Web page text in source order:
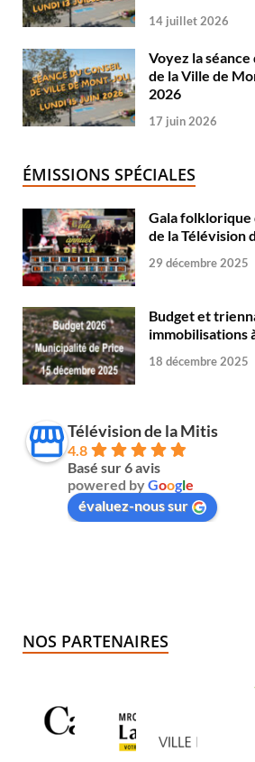
14 juillet 2026
Voyez la
de la Ville de
2026
17 juin 2026
ÉMISSIONS SPÉCIALES
Gala folklorique
de la Télévision
29 décembre 2025
Budget et
immobilisations
18 décembre 2025
Télévision de la Mitis
4.8
Basé sur 6 avis
powered byGoogle
évaluez-nous sur
NOS PARTENAIRES